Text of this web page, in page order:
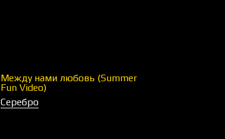
Между нами любовь (Summer
Fun Video)
Серебро